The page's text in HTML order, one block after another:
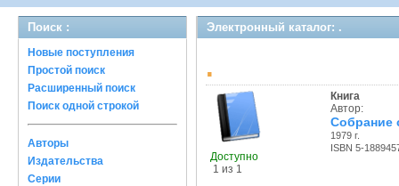
Поиск :
Новые поступления
Простой поиск
Расширенный поиск
Поиск одной строкой
Авторы
Издательства
Серии
Электронный каталог: .
.
Доступно
1 из 1
Книга
Автор:
Собрание
1979 г.
ISBN 5-